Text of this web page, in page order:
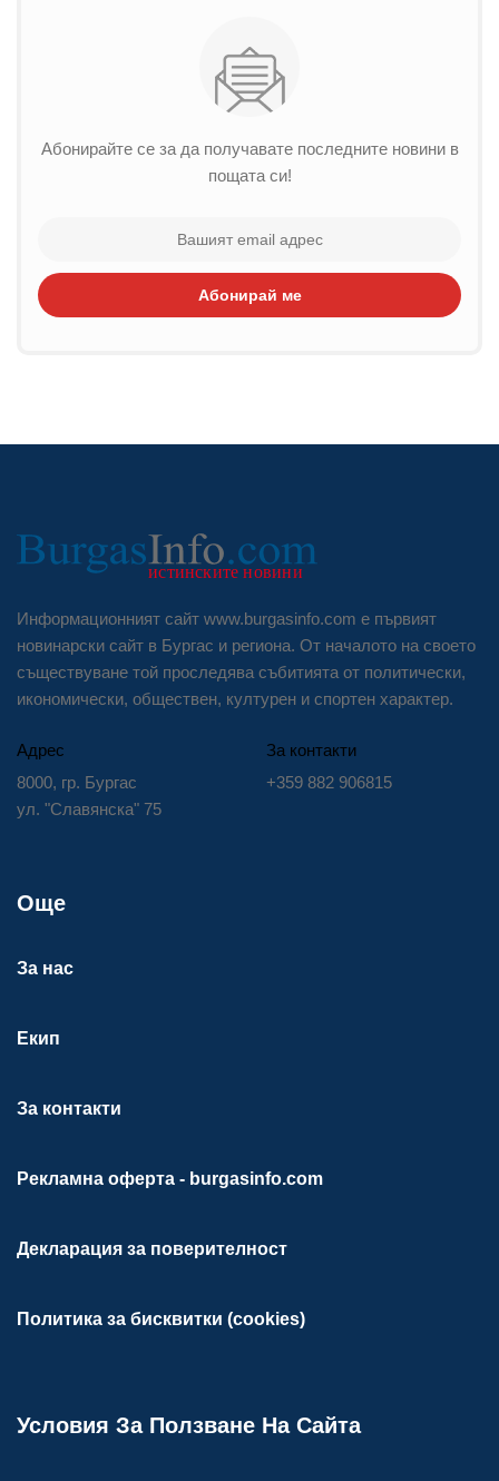
Абонирайте се за да получавате последните новини в
пощата си!
Абонирай ме
Информационният сайт www.burgasinfo.com е първият
новинарски сайт в Бургас и региона. От началото на своето
съществуване той проследява събитията от политически,
икономически, обществен, културен и спортен характер.
Адрес
8000, гр. Бургас
ул. "Славянска" 75
За контакти
+359 882 906815
Още
За нас
Екип
За контакти
Рекламна оферта - burgasinfo.com
Декларация за поверителност
Политика за бисквитки (cookies)
Условия За Ползване На Сайта